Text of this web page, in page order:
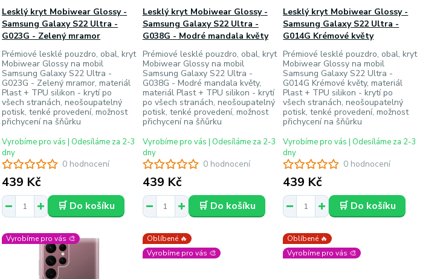
0 hodnocení
Lesklý kryt Mobiwear Glossy -
Samsung Galaxy S22 Ultra -
G023G - Zelený mramor
Prémiové lesklé pouzdro, obal, kryt
Mobiwear Glossy na mobil
Samsung Galaxy S22 Ultra -
G023G - Zelený mramor, materiál
Plast + TPU silikon - krytí po
všech stranách, neošoupatelný
potisk, tenké provedení, možnost
přichycení na šňůrku
439 Kč
Vyrobíme pro vás | Odesíláme za 2-3
dny
🛒 Do košíku
0 hodnocení
Lesklý kryt Mobiwear Glossy -
Samsung Galaxy S22 Ultra -
G038G - Modré mandala květy
Prémiové lesklé pouzdro, obal, kryt
Mobiwear Glossy na mobil
Samsung Galaxy S22 Ultra -
G038G - Modré mandala květy,
materiál Plast + TPU silikon - krytí
po všech stranách, neošoupatelný
potisk, tenké provedení, možnost
přichycení na šňůrku
439 Kč
Vyrobíme pro vás | Odesíláme za 2-3
dny
🛒 Do košíku
0 hodnocení
Lesklý kryt Mobiwear Glossy -
Samsung Galaxy S22 Ultra -
G014G Krémové květy
Prémiové lesklé pouzdro, obal, kryt
Mobiwear Glossy na mobil
Samsung Galaxy S22 Ultra -
G014G Krémové květy, materiál
Plast + TPU silikon - krytí po
všech stranách, neošoupatelný
potisk, tenké provedení, možnost
přichycení na šňůrku
439 Kč
Vyrobíme pro vás | Odesíláme za 2-3
dny
🛒 Do košíku
Vyrobíme pro vás 🎨
Oblíbené 🔥
Vyrobíme pro vás 🎨
Oblíbené 🔥
Vyrobíme pro vás 🎨